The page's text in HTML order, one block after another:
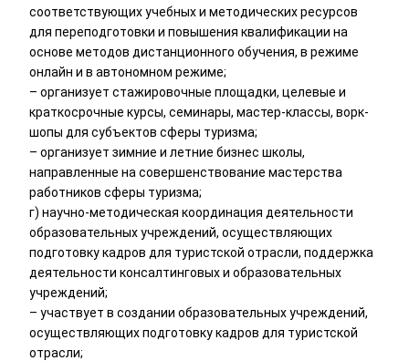
соответствующих учебных и методических ресурсов
для переподготовки и повышения квалификации на
основе методов дистанционного обучения, в режиме
онлайн и в автономном режиме;
– организует стажировочные площадки, целевые и
краткосрочные курсы, семинары, мастер-классы, ворк-
шопы для субъектов сферы туризма;
– организует зимние и летние бизнес школы,
направленные на совершенствование мастерства
работников сферы туризма;
г) научно-методическая координация деятельности
образовательных учреждений, осуществляющих
подготовку кадров для туристской отрасли, поддержка
деятельности консалтинговых и образовательных
учреждений;
– участвует в создании образовательных учреждений,
осуществляющих подготовку кадров для туристской
отрасли;